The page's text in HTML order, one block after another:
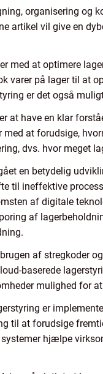
organisering og
artikel vil give en
med at optimere
varer på lager til at
er det også
at have en klar
at forudsige,
dvs. hvor meget
en betydelig
til ineffektive
af digitale
af
af stregkoder
baserede
mulighed for
er
til at forudsige
hjælpe